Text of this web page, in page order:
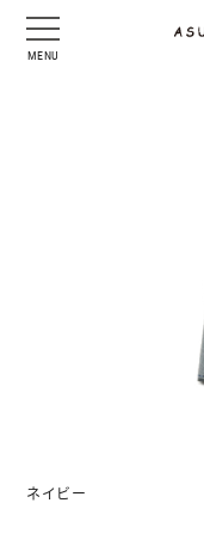
MENU
ネイビー